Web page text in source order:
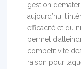
gestion
aujourd’hui
efficacité et du
permet
compétitivité
raison pour